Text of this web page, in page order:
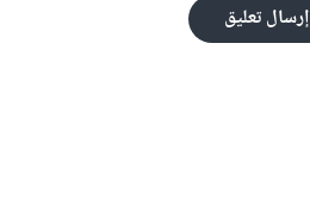
إرسال تعليق